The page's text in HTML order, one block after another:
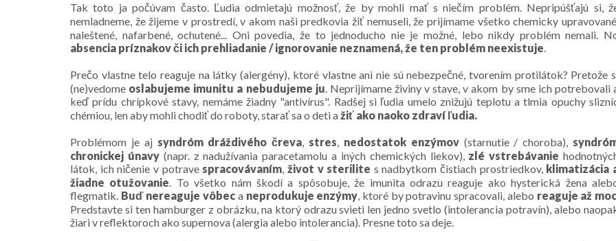
Tak toto ja počúvam často. Ľudia odmietajú možnosť, že by mohli mať s niečím problém. Nepripúšťajú si,
nemladneme, že žijeme v prostredí, v akom naši predkovia žiť nemuseli, že prijímame všetko chemicky
naleštené, nafarbené, ochutené... Oni povedia, že to jednoducho nie je možné, lebo nikdy problém nemali.
absencia príznakov či ich prehliadanie / ignorovanie neznamená, že ten problém neexistuje.
Prečo vlastne telo reaguje na látky (alergény), ktoré vlastne ani nie sú nebezpečné, tvorením protilátok? Pretože
(ne)vedome oslabujeme imunitu a nebudujeme ju. Neprijímame živiny v stave, v akom by sme ich potrebovali
keď prídu chrípkové stavy, nemáme žiadny "antivírus". Radšej si ľudia umelo znižujú teplotu a tlmia opuchy
chémiou, len aby mohli chodiť do roboty, starať sa o deti ažiť ako naoko zdraví ľudia.
Problémom je aj syndróm dráždivého čreva, stres, nedostatok enzýmov(starnutie / choroba),
chronickej únavy(napr. z nadužívania paracetamolu a iných chemických liekov), zlé vstrebávanie
látok, ich ničenie v potrave spracovávaním, život v sterilite s nadbytkom čistiach prostriedkov, klimatizácia
žiadne otužovanie. To všetko nám škodí a spôsobuje, že imunita odrazu reaguje ako hysterická žena
flegmatik. Buď nereaguje vôbec a neprodukuje enzýmy, ktoré by potravinu spracovali, alebo reaguje až
Predstavte si ten hamburger z obrázku, na ktorý odrazu svieti len jedno svetlo (intolerancia potravín), alebo
žiari v reflektoroch ako supernova (alergia alebo intolerancia). Presne toto sa deje.